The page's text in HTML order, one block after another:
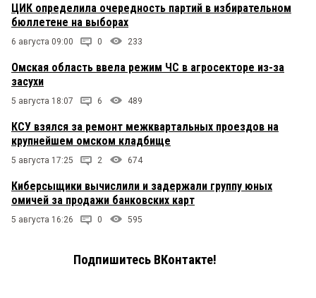
ЦИК определила очередность партий в избирательном
бюллетене на выборах
6 августа 09:00 0 233
Омская область ввела режим ЧС в агросекторе из-за
засухи
5 августа 18:07 6 489
КСУ взялся за ремонт межквартальных проездов на
крупнейшем омском кладбище
5 августа 17:25 2 674
Киберсыщики вычислили и задержали группу юных
омичей за продажи банковских карт
5 августа 16:26 0 595
Подпишитесь ВКонтакте!